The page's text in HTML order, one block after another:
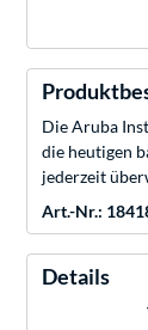
Die Aruba
die heutigen
jederzeit
Art.-Nr.:
Details